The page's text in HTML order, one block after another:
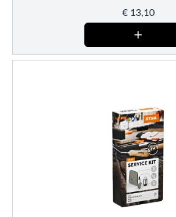
€13,10